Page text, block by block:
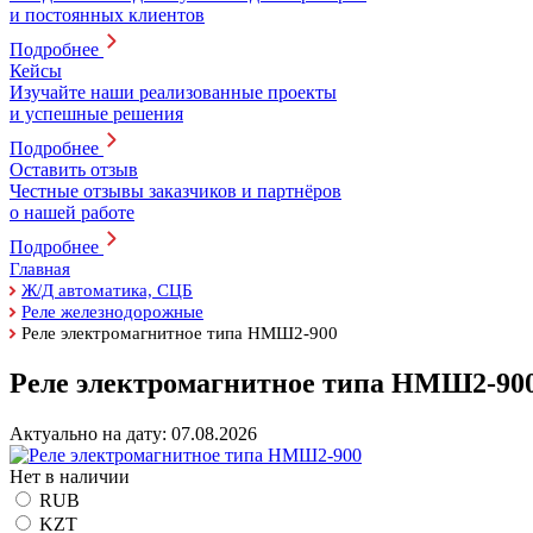
и постоянных клиентов
Подробнее
Кейсы
Изучайте наши реализованные проекты
и успешные решения
Подробнее
Оставить отзыв
Честные отзывы заказчиков и партнёров
о нашей работе
Подробнее
Главная
Ж/Д автоматика, СЦБ
Реле железнодорожные
Реле электромагнитное типа НМШ2-900
Реле электромагнитное типа НМШ2-
Актуально на дату: 07.08.2026
Нет в наличии
RUB
KZT